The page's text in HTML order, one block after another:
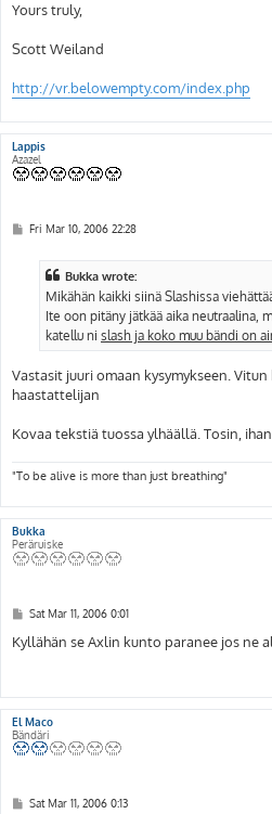
Yours truly,
Scott Weiland
http://vr.belowempty.com/index.php
Lappis
Azazel
PFri Mar 10, 2006 22:28
Bukka wrote:
Mikähän kaikki siinä Slashissa
Ite oon pitäny jätkää aika neutraalina,
katellu ni slash ja koko muu bändi on
Vastasit juuri omaan kysymykseen.
haastattelijan
Kovaa tekstiä tuossa ylhäällä. Tosin,
"To be alive is more than just breathing"
Bukka
Peräruiske
P
s
t
Sat Mar 11, 2006 0:01
Kyllähän se Axlin kunto paranee jos ne
El Maco
Bändäri
PSat Mar 11, 2006 0:13